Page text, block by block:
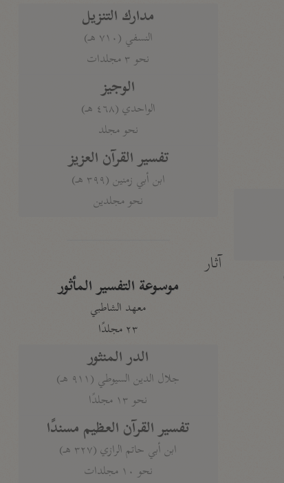
مدارك التنزيل
النسفي (٧١٠ هـ)
نحو ٣ مجلدات
الوجيز
الواحدي (٤٦٨ هـ)
نحو مجلد
تفسير القرآن العزيز
ابن أبي زمنين (٣٩٩ هـ)
نحو مجلدين
آثار
موسوعة التفسير المأثور
معهد الشاطبي
٢٣ مجلدًا
الدر المنثور
جلال الدين السيوطي (٩١١ هـ)
نحو ١٣ مجلدًا
تفسير القرآن العظيم مسندًا
ابن أبي حاتم الرازي (٣٢٧ هـ)
نحو ١٠ مجلدات